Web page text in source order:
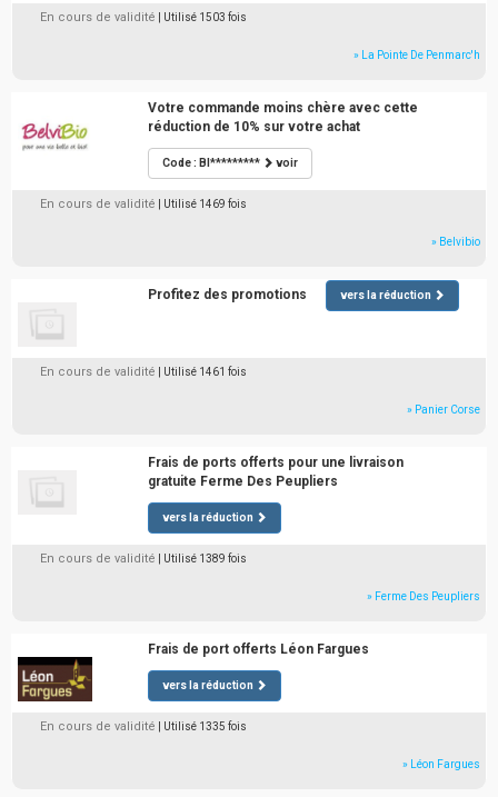
En cours de validité | Utilisé 1503 fois
» La Pointe De Penmarc'h
Votre commande moins chère avec cette
réduction de 10% sur votre achat
Code : BI********* voir
En cours de validité | Utilisé 1469 fois
» Belvibio
Profitez des promotions vers la réduction
En cours de validité | Utilisé 1461 fois
» Panier Corse
Frais de ports offerts pour une livraison
gratuite Ferme Des Peupliers
vers la réduction
En cours de validité | Utilisé 1389 fois
» Ferme Des Peupliers
Frais de port offerts Léon Fargues
vers la réduction
En cours de validité | Utilisé 1335 fois
» Léon Fargues